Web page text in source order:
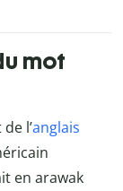
mot
l’anglais
en arawak